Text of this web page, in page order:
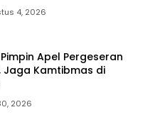
4, 2026
Apel Pergeseran
Jaga Kamtibmas di
2026